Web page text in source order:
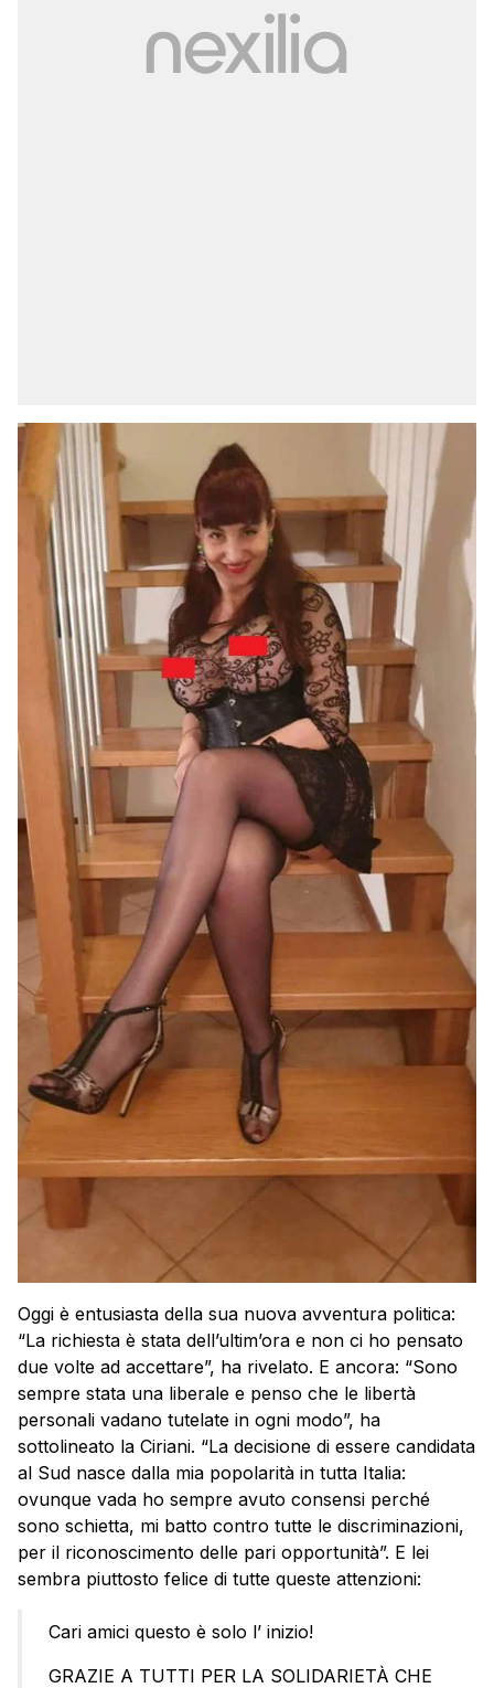
Oggi è entusiasta della sua nuova avventura politica:
“La richiesta è stata dell’ultim’ora e non ci ho pensato
due volte ad accettare”, ha rivelato. E ancora: “Sono
sempre stata una liberale e penso che le libertà
personali vadano tutelate in ogni modo”, ha
sottolineato la Ciriani. “La decisione di essere candidata
al Sud nasce dalla mia popolarità in tutta Italia:
ovunque vada ho sempre avuto consensi perché
sono schietta, mi batto contro tutte le discriminazioni,
per il riconoscimento delle pari opportunità”. E lei
sembra piuttosto felice di tutte queste attenzioni:
Cari amici questo è solo l’ inizio!
GRAZIE A TUTTI PER LA SOLIDARIETÀ CHE